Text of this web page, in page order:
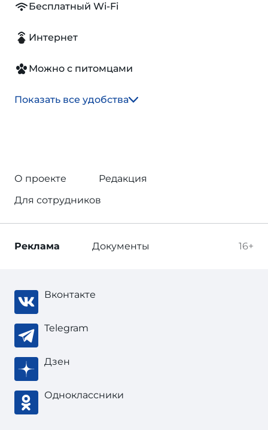
Бесплатный Wi-Fi
Интернет
Можно с питомцами
Показать все удобства
О проекте
Редакция
Для сотрудников
16+
Реклама Документы
Вконтакте
Telegram
Дзен
Одноклассники